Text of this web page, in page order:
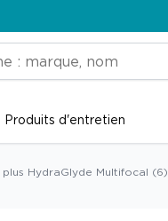
Produits d'entretien
HydraGlyde Multifocal (6)